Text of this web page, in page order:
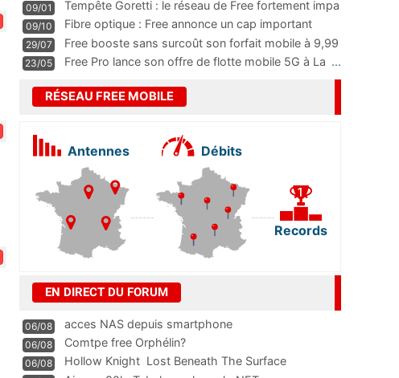
09/01
Tempête Goretti : le réseau de Free fortement impa
09/10
Fibre optique : Free annonce un cap important
pass
...
29/07
Free booste sans surcoût son forfait mobile à 9,99
23/05 Free Pro lance son offre de flotte mobile 5G à La ...
RÉSEAU FREE MOBILE
Antennes Débits
Records
EN DIRECT DU FORUM
06/08 acces NAS depuis smartphone
06/08 Comtpe free Orphélin?
06/08 Hollow Knight  Lost Beneath The Surface